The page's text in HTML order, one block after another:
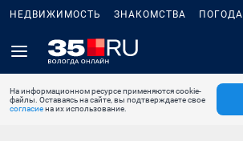
НЕДВИЖИМОСТЬ ЗНАКОМСТВА ПОГОДА
На информационном ресурсе применяются cookie-
файлы. Оставаясь на сайте, вы подтверждаете свое
согласиена их использование.